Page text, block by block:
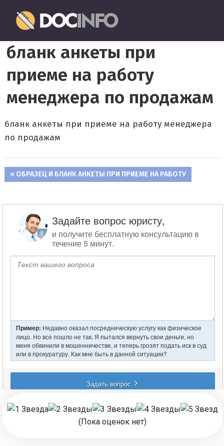
перейти
к
содержимому
оформление
и
заполнение
документов
бланк анкеты при
приеме на работу
менеджера по продажам
бланк анкеты при приеме на работу менеджера
по продажам
Навигация
по
записям
ПРЕДЫДУЩАЯ
ОБРАЗЕЦ И БЛАНК АНКЕТЫ ПРИ ПРИЕМЕ НА РАБОТУ
(Пока оценок нет)